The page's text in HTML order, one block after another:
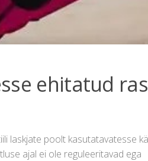
ehitatud
laskjate poolt kasutatavatesse
ajal ei ole reguleeritavad ega